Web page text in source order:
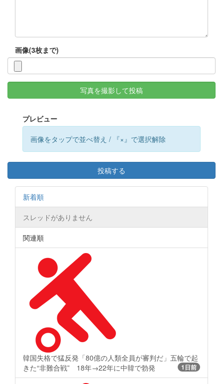
画像(3枚まで)
写真を撮影して投稿
プレビュー
画像をタップで並べ替え / 『×』で選択解除
投稿する
新着順
スレッドがありません
関連順
韓国失格で猛反発「80億の人類全員が審判だ」五輪で起
きた“非難合戦” 18年→22年に中韓で勃発
1日前